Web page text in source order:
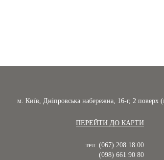
м. Київ, Дніпровська набережна, 16-г, 2 поверх
ПЕРЕЙТИ ДО КАРТИ
тел: (067) 208 18 00
(098) 661 90 80